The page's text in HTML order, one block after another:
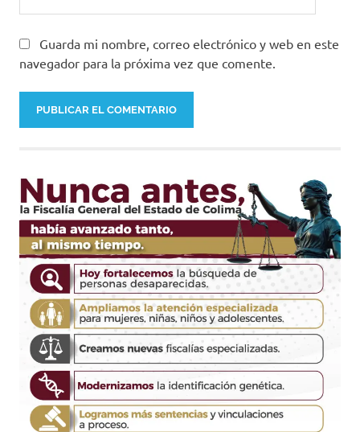
Guarda mi nombre, correo electrónico y web en este
navegador para la próxima vez que comente.